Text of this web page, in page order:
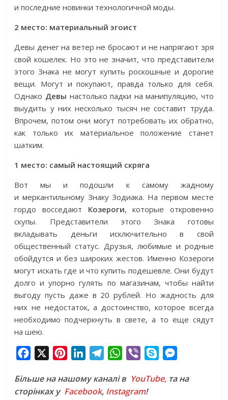
и последние новинки технологичной моды.
2 место: материальный эгоист
Девы денег на ветер не бросают и не напрягают зря
свой кошелек. Но это не значит, что представители
этого Знака не могут купить роскошные и дорогие
вещи. Могут и покупают, правда только для себя.
Однако Девы настолько падки на манипуляцию, что
выудить у них несколько тысяч не составит труда.
Впрочем, потом они могут потребовать их обратно,
как только их материальное положение станет
шатким.
1 место: самый настоящий скряга
Вот мы и подошли к самому жадному
и меркантильному Знаку Зодиака. На первом месте
гордо восседают Козероги, которые откровенно
скупы. Представители этого Знака готовы
вкладывать деньги исключительно в свой
общественный статус. Друзья, любимые и родные
обойдутся и без широких жестов. Именно Козероги
могут искать где и что купить подешевле. Они будут
долго и упорно гулять по магазинам, чтобы найти
выгоду пусть даже в 20 рублей. Но жадность для
них не недостаток, а достоинство, которое всегда
необходимо подчеркнуть в свете, а то еще сядут
на шею.
c
e
n
t
n
k
l
e
W
a
t
b
e
y
s
Більше на нашому каналі в YouTube, та на
сторінках у Facebook, Instagram!